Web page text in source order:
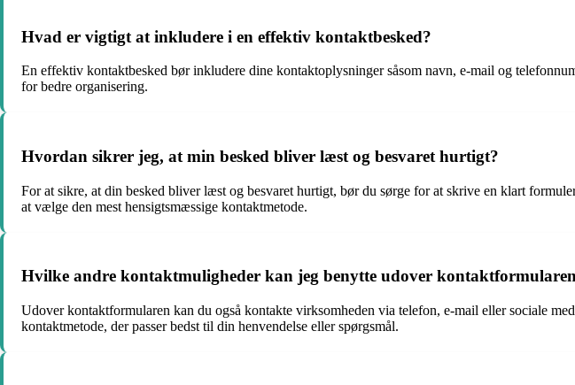
Hvad er vigtigt at inkludere i en effektiv kontaktbesked?
En effektiv kontaktbesked bør inkludere dine kontaktoplysninger såsom navn, e-mail og
for bedre organisering.
Hvordan sikrer jeg, at min besked bliver læst og besvaret hurtigt?
For at sikre, at din besked bliver læst og besvaret hurtigt, bør du sørge for at skrive en klart
at vælge den mest hensigtsmæssige kontaktmetode.
Hvilke andre kontaktmuligheder kan jeg benytte udover
Udover kontaktformularen kan du også kontakte virksomheden via telefon, e-mail eller sociale
kontaktmetode, der passer bedst til din henvendelse eller spørgsmål.